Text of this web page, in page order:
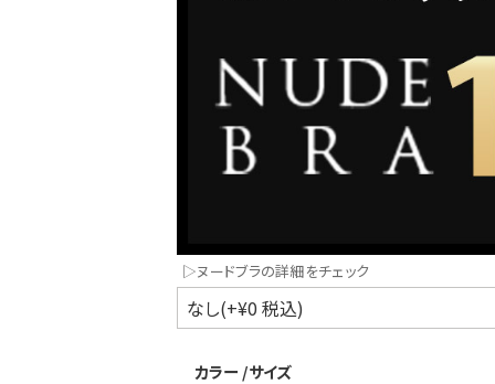
同一商品まとめ買いキャンペーン
▷ヌードブラの詳細をチェック
カラー サイズ